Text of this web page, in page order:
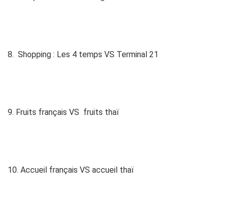
8. Shopping : Les 4 temps VS Terminal 21
9. Fruits français VS fruits thaï
10. Accueil français VS accueil thaï